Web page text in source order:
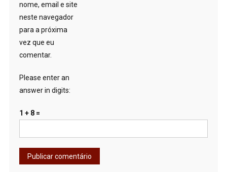
nome, email e site
neste navegador
para a próxima
vez que eu
comentar.
Please enter an
answer in digits:
1 + 8 =